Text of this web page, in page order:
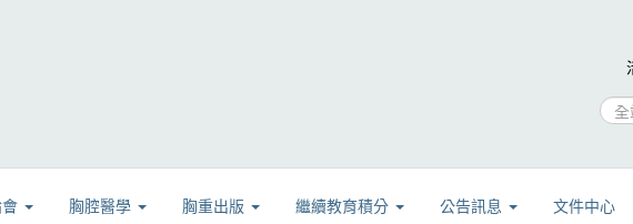
胸腔醫學 胸重出版 繼續教育積分 公告訊息 文件中心